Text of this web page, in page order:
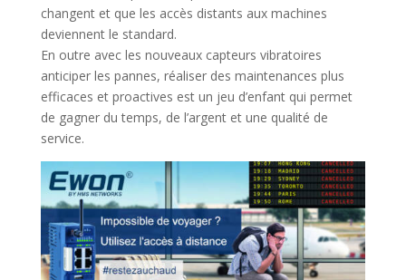
changent et que les accès distants aux machines
deviennent le standard.
En outre avec les nouveaux capteurs vibratoires
anticiper les pannes, réaliser des maintenances plus
efficaces et proactives est un jeu d’enfant qui permet
de gagner du temps, de l’argent et une qualité de
service.